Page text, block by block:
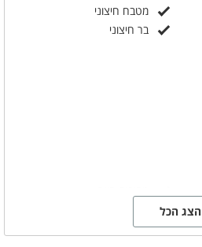
מטבח חיצוני
בר חיצוני
ועדי עובדים
הצג הכל